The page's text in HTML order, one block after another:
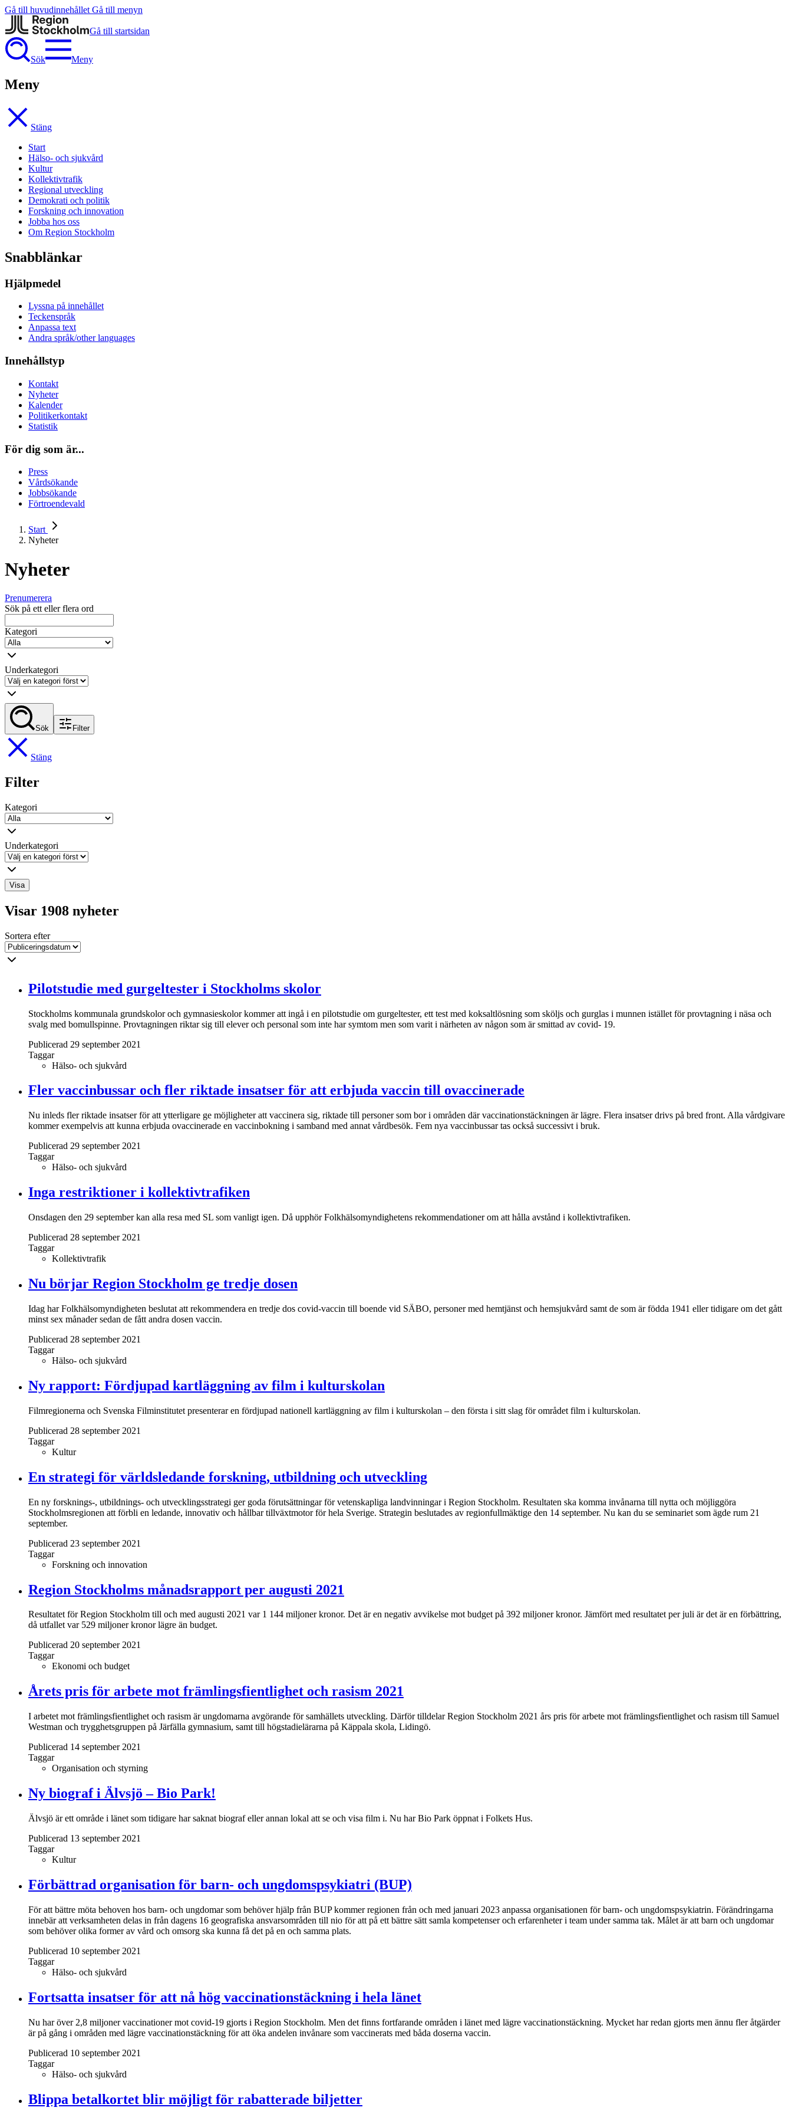
Gå till huvudinnehållet Gå till menyn
Gå till startsidan
Sök Meny
Meny
Stäng
Start
Hälso- och sjukvård
Kultur
Kollektivtrafik
Regional utveckling
Demokrati och politik
Forskning och innovation
Jobba hos oss
Om Region Stockholm
Snabblänkar
Hjälpmedel
Lyssna på innehållet
Teckenspråk
Anpassa text
Andra språk/other languages
Innehållstyp
Kontakt
Nyheter
Kalender
Politikerkontakt
Statistik
För dig som är...
Press
Vårdsökande
Jobbsökande
Förtroendevald
Start
Nyheter
Nyheter
Prenumerera
Sök på ett eller flera ord
Kategori
Underkategori
Sök Filter
Stäng
Filter
Kategori
Underkategori
Visa
Visar 1908 nyheter
Sortera efter
Pilotstudie med gurgeltester i Stockholms skolor
Stockholms kommunala grundskolor och gymnasieskolor kommer att ingå i en pilotstudie om gurgeltester, ett test med koksaltlösning som sköljs och gurglas i munnen istället för provtagning i näsa och
svalg med bomullspinne. Provtagningen riktar sig till elever och personal som inte har symtom men som varit i närheten av någon som är smittad av covid- 19.
Publicerad 29 september 2021
Taggar
Hälso- och sjukvård
Fler vaccinbussar och fler riktade insatser för att erbjuda vaccin till ovaccinerade
Nu inleds fler riktade insatser för att ytterligare ge möjligheter att vaccinera sig, riktade till personer som bor i områden där vaccinationstäckningen är lägre. Flera insatser drivs på bred front. Alla vårdgivare
kommer exempelvis att kunna erbjuda ovaccinerade en vaccinbokning i samband med annat vårdbesök. Fem nya vaccinbussar tas också successivt i bruk.
Publicerad 29 september 2021
Taggar
Hälso- och sjukvård
Inga restriktioner i kollektivtrafiken
Onsdagen den 29 september kan alla resa med SL som vanligt igen. Då upphör Folkhälsomyndighetens rekommendationer om att hålla avstånd i kollektivtrafiken.
Publicerad 28 september 2021
Taggar
Kollektivtrafik
Nu börjar Region Stockholm ge tredje dosen
Idag har Folkhälsomyndigheten beslutat att rekommendera en tredje dos covid-vaccin till boende vid SÄBO, personer med hemtjänst och hemsjukvård samt de som är födda 1941 eller tidigare om det gått
minst sex månader sedan de fått andra dosen vaccin.
Publicerad 28 september 2021
Taggar
Hälso- och sjukvård
Ny rapport: Fördjupad kartläggning av film i kulturskolan
Filmregionerna och Svenska Filminstitutet presenterar en fördjupad nationell kartläggning av film i kulturskolan – den första i sitt slag för området film i kulturskolan.
Publicerad 28 september 2021
Taggar
Kultur
En strategi för världsledande forskning, utbildning och utveckling
En ny forsknings-, utbildnings- och utvecklingsstrategi ger goda förutsättningar för vetenskapliga landvinningar i Region Stockholm. Resultaten ska komma invånarna till nytta och möjliggöra
Stockholmsregionen att förbli en ledande, innovativ och hållbar tillväxtmotor för hela Sverige. Strategin beslutades av regionfullmäktige den 14 september. Nu kan du se seminariet som ägde rum 21
september.
Publicerad 23 september 2021
Taggar
Forskning och innovation
Region Stockholms månadsrapport per augusti 2021
Resultatet för Region Stockholm till och med augusti 2021 var 1 144 miljoner kronor. Det är en negativ avvikelse mot budget på 392 miljoner kronor. Jämfört med resultatet per juli är det är en förbättring,
då utfallet var 529 miljoner kronor lägre än budget.
Publicerad 20 september 2021
Taggar
Ekonomi och budget
Årets pris för arbete mot främlingsfientlighet och rasism 2021
I arbetet mot främlingsfientlighet och rasism är ungdomarna avgörande för samhällets utveckling. Därför tilldelar Region Stockholm 2021 års pris för arbete mot främlingsfientlighet och rasism till Samuel
Westman och trygghetsgruppen på Järfälla gymnasium, samt till högstadielärarna på Käppala skola, Lidingö.
Publicerad 14 september 2021
Taggar
Organisation och styrning
Ny biograf i Älvsjö – Bio Park!
Älvsjö är ett område i länet som tidigare har saknat biograf eller annan lokal att se och visa film i. Nu har Bio Park öppnat i Folkets Hus.
Publicerad 13 september 2021
Taggar
Kultur
Förbättrad organisation för barn- och ungdomspsykiatri (BUP)
För att bättre möta behoven hos barn- och ungdomar som behöver hjälp från BUP kommer regionen från och med januari 2023 anpassa organisationen för barn- och ungdomspsykiatrin. Förändringarna
innebär att verksamheten delas in från dagens 16 geografiska ansvarsområden till nio för att på ett bättre sätt samla kompetenser och erfarenheter i team under samma tak. Målet är att barn och ungdomar
som behöver olika former av vård och omsorg ska kunna få det på en och samma plats.
Publicerad 10 september 2021
Taggar
Hälso- och sjukvård
Fortsatta insatser för att nå hög vaccinationstäckning i hela länet
Nu har över 2,8 miljoner vaccinationer mot covid-19 gjorts i Region Stockholm. Men det finns fortfarande områden i länet med lägre vaccinationstäckning. Mycket har redan gjorts men ännu fler åtgärder
är på gång i områden med lägre vaccinationstäckning för att öka andelen invånare som vaccinerats med båda doserna vaccin.
Publicerad 10 september 2021
Taggar
Hälso- och sjukvård
Blippa betalkortet blir möjligt för rabatterade biljetter